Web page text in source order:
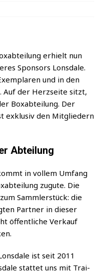
erhielt nun
Spon­sors Lons­da­le.
und in den
Auf der Herz­sei­te sitzt,
Box­ab­tei­lung. Der
exklu­siv den Mit­glie­dern
Abteilung
in vol­lem Umfang
zugu­te. Die
Samm­ler­stück: die
Part­ner in die­ser
öffent­li­che Ver­kauf
ist seit 2011
stat­tet uns mit Trai­